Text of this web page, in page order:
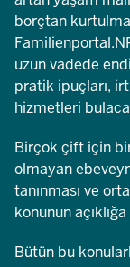
borçtan
uzun vadede
pratik ipuçları,
hizmetleri
Birçok çift için
olmayan
tanınması ve
konunun
Bütün bu